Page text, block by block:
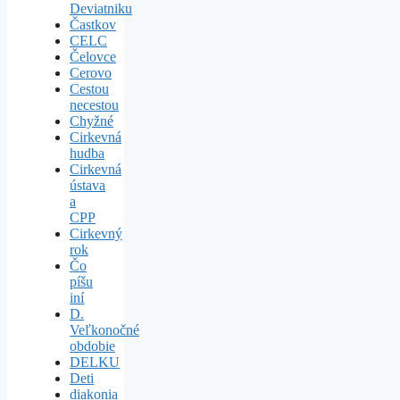
Deviatniku
Častkov
CELC
Čelovce
Cerovo
Cestou
necestou
Chyžné
Cirkevná
hudba
Cirkevná
ústava
a
CPP
Cirkevný
rok
Čo
píšu
iní
D.
Veľkonočné
obdobie
DELKU
Deti
diakonia